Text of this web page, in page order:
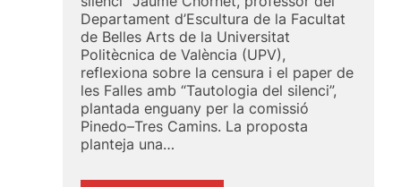
Departament d’Escultura de la Facultat
de Belles Arts de la Universitat
Politècnica de València (UPV),
reflexiona sobre la censura i el paper de
les Falles amb “Tautologia del silenci”,
plantada enguany per la comissió
Pinedo–Tres Camins. La proposta
planteja una…